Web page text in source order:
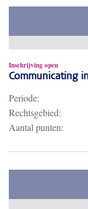
Inschrijving open
Communicating
Periode:
Rechtsgebied:
Aantal punten: